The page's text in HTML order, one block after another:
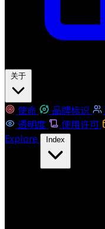
使命 品牌标识
透明度
使用许可
Explore